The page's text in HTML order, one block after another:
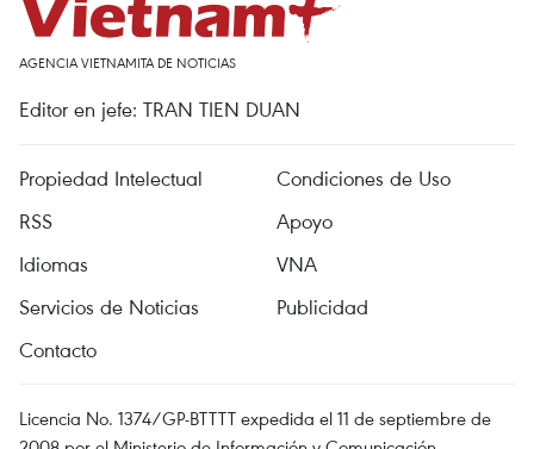
AGENCIA VIETNAMITA DE NOTICIAS
Editor en jefe: TRAN TIEN DUAN
Propiedad Intelectual
Condiciones de Uso
RSS
Apoyo
Idiomas
VNA
Servicios de Noticias
Publicidad
Contacto
Licencia No. 1374/GP-BTTTT expedida el 11 de septiembre de